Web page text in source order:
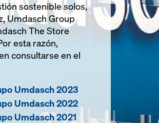
sostenible solos,
Umdasch Group
The Store
esta razón,
consultarse en el
Umdasch 2023
Umdasch 2022
Umdasch 2021